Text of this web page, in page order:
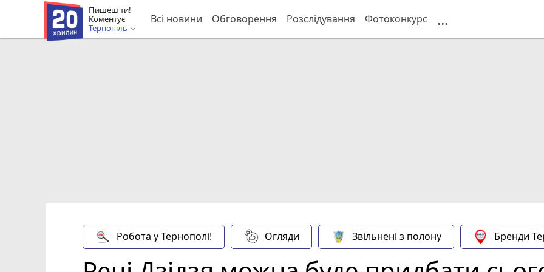
Пишеш ти!
Коментує
Тернопіль
Всі новини Обговорення Розслідування Фотоконкурс ...
Робота у Тернополі! Огляди Звільнені з полону Бренди